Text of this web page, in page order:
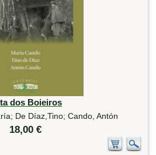
dos Boieiros
De Díaz,Tino; Cando, Antón
18,00 €